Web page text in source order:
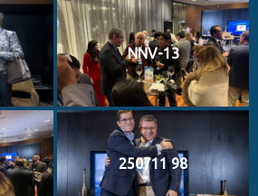
NNV-13
250711 98